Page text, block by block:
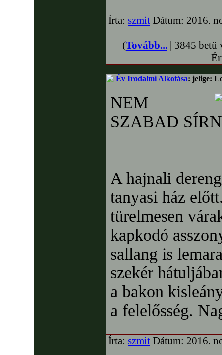
Írta: szmit Dátum: 2016.
(Tovább... | 3845 betű
Év Irodalmi Alkotása: jelige:
NEM
SZABAD
A hajnali
tanyasi ház
türelmesen
kapkodó
sallang is
szekér
a bakon
a felelősség.
Írta: szmit Dátum: 2016.